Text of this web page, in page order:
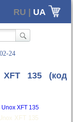
RU | UA
24
XFТ 135(код
XFТ 135